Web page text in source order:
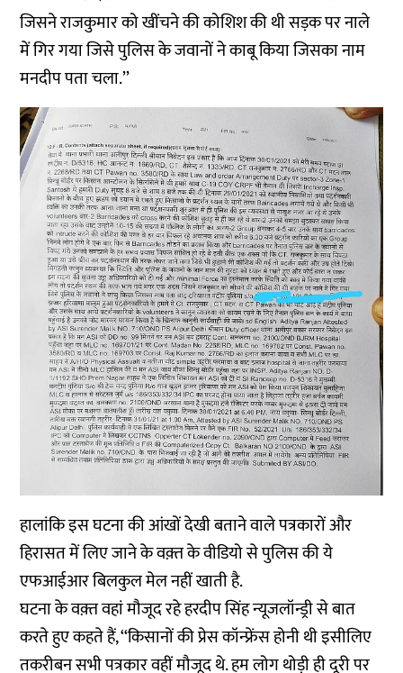
जिसने राजकुमार को खींचने की कोशिश की थी सड़क पर नाले
में गिर गया जिसे पुलिस के जवानों ने काबू किया जिसका नाम
मनदीप पता चला.’’
हालांकि इस घटना की आंखों देखी बताने वाले पत्रकारों और
हिरासत में लिए जाने के वक़्त के वीडियो से पुलिस की ये
एफआईआर बिलकुल मेल नहीं खाती है.
घटना के वक़्त वहां मौजूद रहे हरदीप सिंह न्यूजलॉन्ड्री से बात
करते हुए कहते हैं, ‘‘किसानों की प्रेस कॉन्फ्रेंस होनी थी इसीलिए
तकरीबन सभी पत्रकार वहीं मौजूद थे. हम लोग थोड़ी ही दूरी पर